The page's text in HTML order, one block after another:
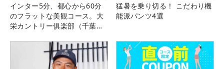
インター5分、都心から60分
のフラットな美観コース。大
栄カントリー俱楽部（千葉
猛暑を乗り切る！ こだわり機
能派パンツ4選